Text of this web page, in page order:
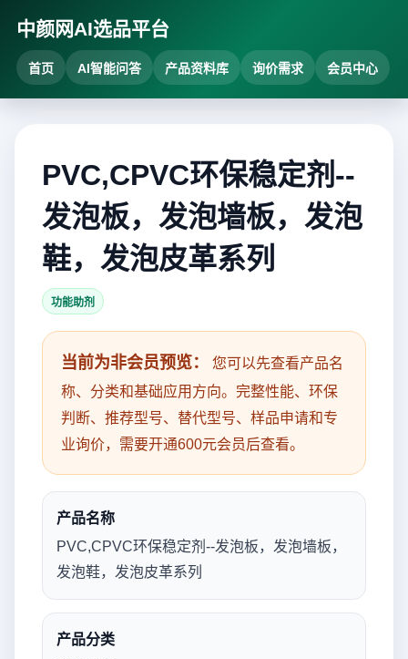
中颜网AI选品平台
首页 AI智能问答 产品资料库 询价需求 会员中心
PVC,CPVC环保稳定剂--
发泡板，发泡墙板，发泡
鞋，发泡皮革系列
功能助剂
当前为非会员预览：
您可以先查看产品名
称、分类和基础应用方向。完整性能、环保
判断、推荐型号、替代型号、样品申请和专
业询价，需要开通600元会员后查看。
产品名称
PVC,CPVC环保稳定剂--发泡板，发泡墙板，
发泡鞋，发泡皮革系列
产品分类